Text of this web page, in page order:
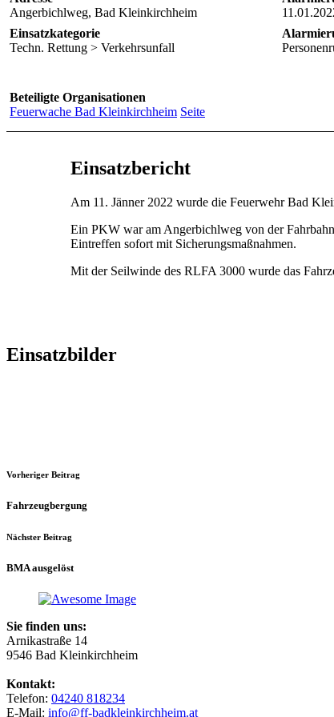
Angerbichlweg, Bad Kleinkirchheim
Einsatzkategorie
Techn. Rettung > Verkehrsunfall
Beteiligte Organisationen
Feuerwache Bad Kleinkirchheim Seite
Einsatzbericht
Am 11. Jänner 2022 wurde die Feuerwehr Bad
Ein PKW war am Angerbichlweg von der
Eintreffen sofort mit Sicherungsmaßnahmen.
Mit der Seilwinde des RLFA 3000 wurde das
Einsatzbilder
Vorheriger Beitrag
Fahrzeugbergung
Nächster Beitrag
BMA ausgelöst
Sie finden uns:
Arnikastraße 14
9546 Bad Kleinkirchheim
Kontakt:
Telefon: 04240 818234
E-Mail: info@ff-badkleinkirchheim.at